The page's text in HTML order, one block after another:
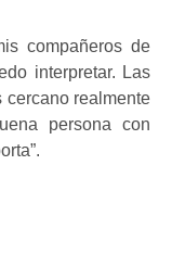
compañeros de
interpretar. Las
cercano realmente
persona con